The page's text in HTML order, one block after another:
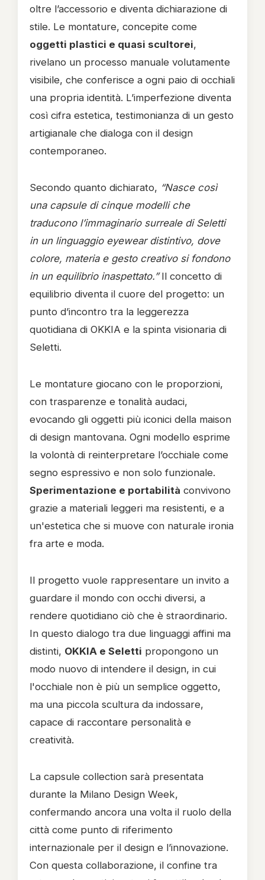
oltre l’accessorio e diventa dichiarazione di
stile. Le montature, concepite come
oggetti plastici e quasi scultorei,
rivelano un processo manuale volutamente
visibile, che conferisce a ogni paio di occhiali
una propria identità. L’imperfezione diventa
così cifra estetica, testimonianza di un gesto
artigianale che dialoga con il design
contemporaneo.
Secondo quanto dichiarato, “Nasce così
una capsule di cinque modelli che
traducono l’immaginario surreale di Seletti
in un linguaggio eyewear distintivo, dove
colore, materia e gesto creativo si fondono
in un equilibrio inaspettato.”Il concetto di
equilibrio diventa il cuore del progetto: un
punto d’incontro tra la leggerezza
quotidiana di OKKIA e la spinta visionaria di
Seletti.
Le montature giocano con le proporzioni,
con trasparenze e tonalità audaci,
evocando gli oggetti più iconici della maison
di design mantovana. Ogni modello esprime
la volontà di reinterpretare l’occhiale come
segno espressivo e non solo funzionale.
Sperimentazione e portabilità convivono
grazie a materiali leggeri ma resistenti, e a
un'estetica che si muove con naturale ironia
fra arte e moda.
Il progetto vuole rappresentare un invito a
guardare il mondo con occhi diversi, a
rendere quotidiano ciò che è straordinario.
In questo dialogo tra due linguaggi affini ma
distinti, OKKIA e Seletti propongono un
modo nuovo di intendere il design, in cui
l'occhiale non è più un semplice oggetto,
ma una piccola scultura da indossare,
capace di raccontare personalità e
creatività.
La capsule collection sarà presentata
durante la Milano Design Week,
confermando ancora una volta il ruolo della
città come punto di riferimento
internazionale per il design e l’innovazione.
Con questa collaborazione, il confine tra